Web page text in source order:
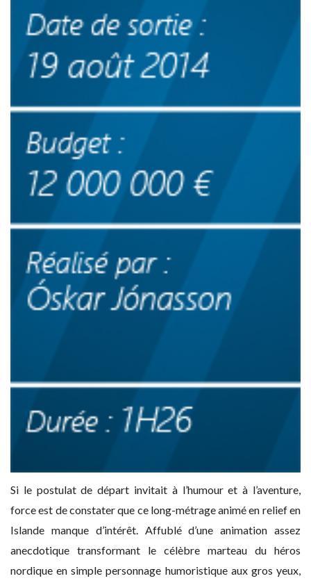
Si le postulat de départ invitait à l’humour et à l’aventure,
force est de constater que ce long-métrage animé en relief en
Islande manque d’intérêt. Affublé d’une animation assez
anecdotique transformant le célèbre marteau du héros
nordique en simple personnage humoristique aux gros yeux,